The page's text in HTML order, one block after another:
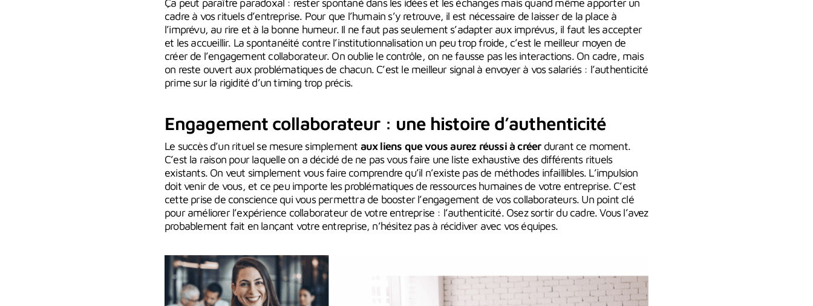
Ça peut paraître paradoxal : rester spontané dans les idées et les échanges mais quand même apporter un
cadre à vos rituels d’entreprise. Pour que l’humain s’y retrouve, il est nécessaire de laisser de la place à
l’imprévu, au rire et à la bonne humeur. Il ne faut pas seulement s’adapter aux imprévus, il faut les accepter
et les accueillir. La spontanéité contre l’institutionnalisation un peu trop froide, c’est le meilleur moyen de
créer de l’engagement collaborateur. On oublie le contrôle, on ne fausse pas les interactions. On cadre, mais
on reste ouvert aux problématiques de chacun. C’est le meilleur signal à envoyer à vos salariés : l’authenticité
prime sur la rigidité d’un timing trop précis.
Engagement collaborateur : une histoire d’authenticité
Le succès d’un rituel se mesure simplement aux liens que vous aurez réussi à créerdurant ce moment.
C’est la raison pour laquelle on a décidé de ne pas vous faire une liste exhaustive des différents rituels
existants. On veut simplement vous faire comprendre qu’il n’existe pas de méthodes infaillibles. L’impulsion
doit venir de vous, et ce peu importe les problématiques de ressources humaines de votre entreprise. C’est
cette prise de conscience qui vous permettra de booster l’engagement de vos collaborateurs. Un point clé
pour améliorer l’expérience collaborateur de votre entreprise : l’authenticité. Osez sortir du cadre. Vous l’avez
probablement fait en lançant votre entreprise, n’hésitez pas à récidiver avec vos équipes.